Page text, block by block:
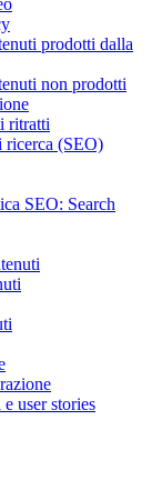
prodotti dalla
non prodotti
ritratti
ricerca (SEO)
SEO: Search
user stories